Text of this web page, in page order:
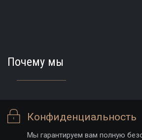
Почему мы
Конфиденциальность
Мы гарантируем вам полную